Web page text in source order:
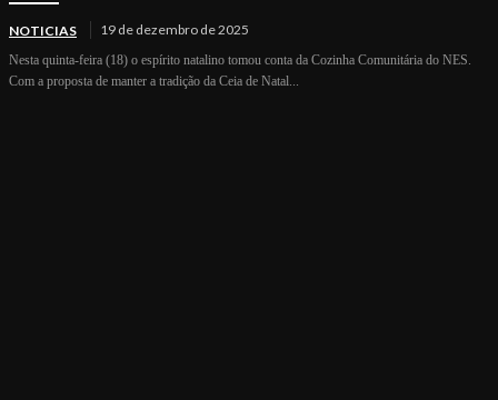
NOTICIAS 19 de dezembro de 2025
Nesta quinta-feira (18) o espírito natalino tomou conta da Cozinha Comunitária do NES.
Com a proposta de manter a tradição da Ceia de Natal...